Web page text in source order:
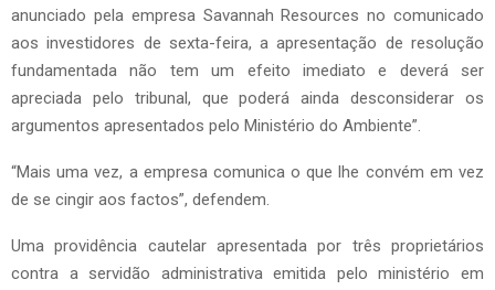
anunciado pela empresa Savannah Resources no comunicado
aos investidores de sexta-feira, a apresentação de resolução
fundamentada não tem um efeito imediato e deverá ser
apreciada pelo tribunal, que poderá ainda desconsiderar os
argumentos apresentados pelo Ministério do Ambiente”.
“Mais uma vez, a empresa comunica o que lhe convém em vez
de se cingir aos factos”, defendem.
Uma providência cautelar apresentada por três proprietários
contra a servidão administrativa emitida pelo ministério em